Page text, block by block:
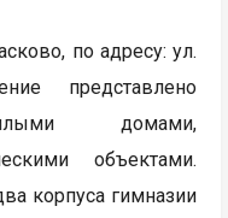
по адресу: ул.
представлено
домами,
объектами.
корпуса гимназии